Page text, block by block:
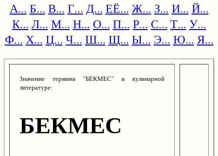
А... Б... В... Г... Д... ЕЁ... Ж... З... И... Й...
К... Л... М... Н... О... П... Р... С... Т... У...
Ф... Х... Ц... Ч... Ш... Щ... Ы... Э... Ю... Я...
Значение термина "БЕКМЕС" в кулинарной
литературе:
БЕКМЕС